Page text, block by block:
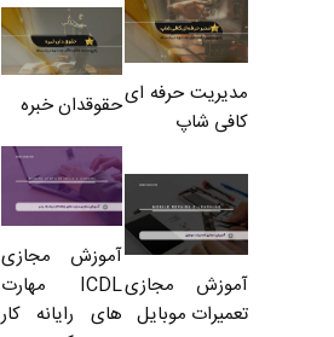
مدیریت حرفه ای
کافی شاپ
حقوقدان خبره
آموزش مجازی
تعمیرات موبایل
آموزش مجازی
ICDL مهارت
های رایانه کار